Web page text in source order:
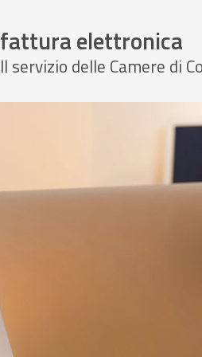
fattura elettronica
Il servizio delle Camere di